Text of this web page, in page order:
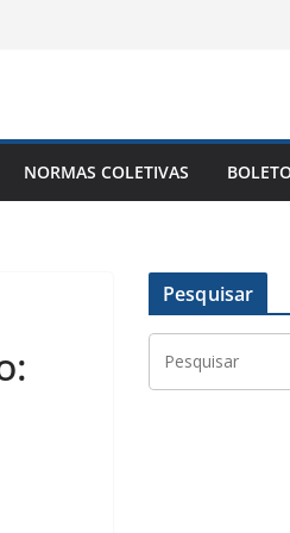
NORMAS COLETIVAS
Pesquisar